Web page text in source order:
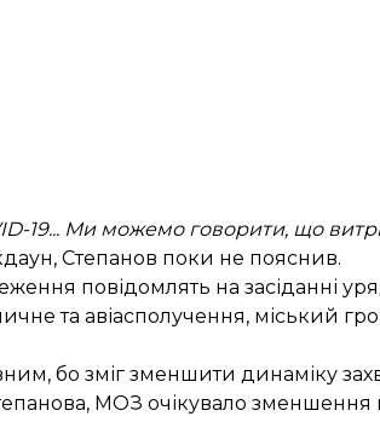
19... Ми можемо говорити, що
Степанов поки не пояснив.
повідомлять на засіданні
та авіасполучення, міський
бо зміг зменшити динаміку
МОЗ очікувало зменшення